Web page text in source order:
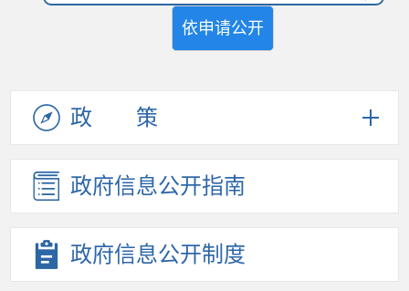
依申请公开
政策
政府信息公开指南
政府信息公开制度